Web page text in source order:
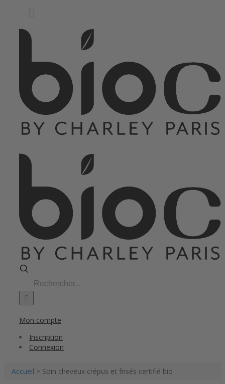
Search
for:
Mon compte
Inscription
Connexion
Accueil > Soin cheveux crépus et frisés certifié bio